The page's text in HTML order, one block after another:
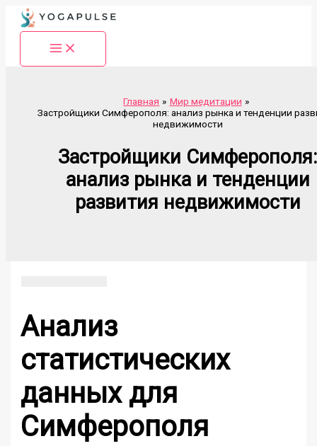
Перейти
содержимому
Главная
Мир медитации
Застройщики Симферополя: анализ рынка и тенденции
недвижимости
Застройщики Симферополя:
анализ рынка и тенденции
развития недвижимости
Анализ
статистических
данных для
Симферополя